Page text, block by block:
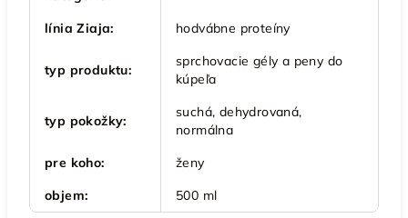
línia Ziaja: hodvábne proteíny
typ produktu:
sprchovacie gély a peny do
kúpeľa
typ pokožky:
suchá, dehydrovaná,
normálna
pre koho:
ženy
objem: 500 ml